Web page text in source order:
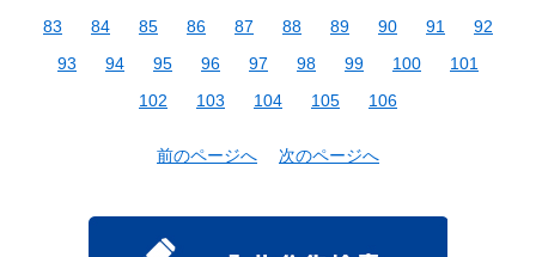
83
84 85 86 87 88 89 90 91
92
93
94 95 96 97 98 99 100
101
102
103 104 105 106
前のページへ 次のページへ